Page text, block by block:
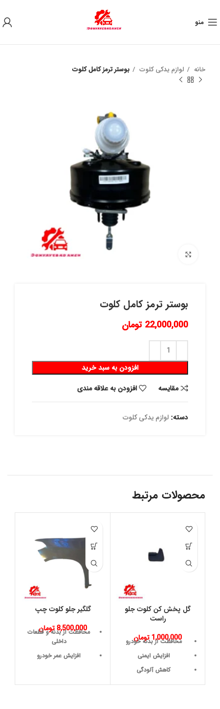
منو
خانه لوازم یدکی کلوت بوستر ترمز کامل کلوت
بوستر ترمز کامل کلوت
22,000,000 تومان
افزودن به سبد خرید
مقايسه
افزودن به علاقه مندی
دسته: لوازم یدکی کلوت
محصولات مرتبط
گل پخش کن کلوت جلو
راست
1,000,000 تومان
محافظت از بدنه خودرو
افزایش ایمنی
کاهش آلودگی
بهبود عملکرد سیستم ترمز
گلگیر جلو کلوت چپ
8,500,000 تومان
محافظت از بدنه و قطعات
داخلی
افزایش عمر خودرو
جنس مقاوم
به علت نوسان ارز ، لطفا قبل از خرید تماس بگیرید.